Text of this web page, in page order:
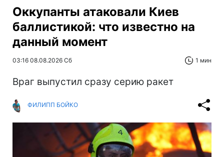
Оккупанты атаковали Киев
баллистикой: что известно на
данный момент
03:16 08.08.2026 Сб 1 мин
Враг выпустил сразу серию ракет
ФИЛИПП БОЙКО